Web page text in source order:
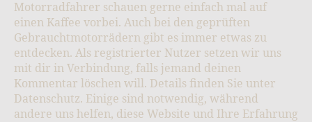
Motorradfahrer schauen gerne einfach mal auf
einen Kaffee vorbei. Auch bei den geprüften
Gebrauchtmotorrädern gibt es immer etwas zu
entdecken. Als registrierter Nutzer setzen wir uns
mit dir in Verbindung, falls jemand deinen
Kommentar löschen will. Details finden Sie unter
Datenschutz. Einige sind notwendig, während
andere uns helfen, diese Website und Ihre Erfahrung